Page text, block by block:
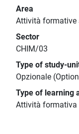
Area
Attività formative
Sector
CHIM/03
Type of study-
Opzionale
Type of learning
Attività